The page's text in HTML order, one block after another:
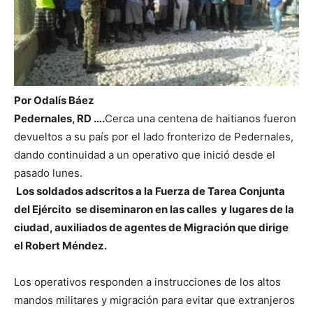
Por Odalís Báez
Pedernales, RD ….Cerca una centena de haitianos fueron
devueltos a su país por el lado fronterizo de Pedernales,
dando continuidad a un operativo que inició desde el
pasado lunes.
Los soldados adscritos a la Fuerza de Tarea Conjunta
del Ejército se diseminaron en las calles y lugares de la
ciudad, auxiliados de agentes de Migración que dirige
el Robert Méndez.
Los operativos responden a instrucciones de los altos
mandos militares y migración para evitar que extranjeros